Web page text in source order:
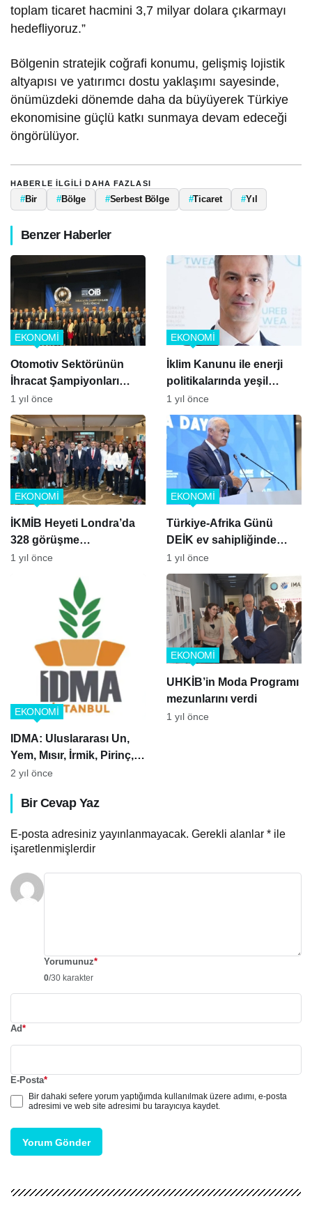
toplam ticaret hacmini 3,7 milyar dolara çıkarmayı
hedefliyoruz.”
Bölgenin stratejik coğrafi konumu, gelişmiş lojistik
altyapısı ve yatırımcı dostu yaklaşımı sayesinde,
önümüzdeki dönemde daha da büyüyerek Türkiye
ekonomisine güçlü katkı sunmaya devam edeceği
öngörülüyor.
HABERLE ILGILI DAHA FAZLASI
#Bir #Bölge #Serbest Bölge #Ticaret #Yıl
Benzer Haberler
Otomotiv Sektörünün
İhracat Şampiyonları
ödüllerini aldı
EKONOMİ
1 yıl önce
İklim Kanunu ile enerji
politikalarında yeşil
dönüşüm hızlanıyor
EKONOMİ
1 yıl önce
İKMİB Heyeti Londra’da
328 görüşme
gerçekleşirdi
EKONOMİ
1 yıl önce
Türkiye-Afrika Günü
DEİK ev sahipliğinde
başladı
EKONOMİ
1 yıl önce
IDMA: Uluslararası Un,
Yem, Mısır, İrmik, Pirinç,
Bulgur Değirmen
Makarna, Bisküvi
EKONOMİ
2 yıl önce
UHKİB’in Moda Programı
mezunlarını verdi
EKONOMİ
1 yıl önce
Bir Cevap Yaz
E-posta adresiniz yayınlanmayacak. Gerekli alanlar * ile
işaretlenmişlerdir
Yorumunuz*
0/30 karakter
Ad*
E-Posta*
Bir dahaki sefere yorum yaptığımda kullanılmak üzere adımı, e-posta
adresimi ve web site adresimi bu tarayıcıya kaydet.
Yorum Gönder